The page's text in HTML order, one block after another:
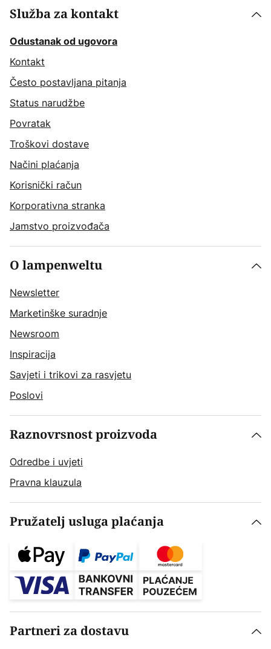
Služba za kontakt
Odustanak od ugovora
Kontakt
Često postavljana pitanja
Status narudžbe
Povratak
Troškovi dostave
Načini plaćanja
Korisnički račun
Korporativna stranka
Jamstvo proizvođača
O lampenweltu
Newsletter
Marketinške suradnje
Newsroom
Inspiracija
Savjeti i trikovi za rasvjetu
Poslovi
Raznovrsnost proizvoda
Odredbe i uvjeti
Pravna klauzula
Pružatelj usluga plaćanja
Partneri za dostavu